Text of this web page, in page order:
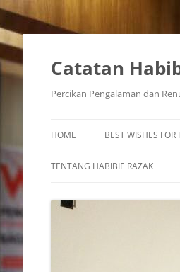
Skip
Catatan
Percikan Pengalaman dan
HOME BEST WISHES
TENTANG HABIBIE RAZAK